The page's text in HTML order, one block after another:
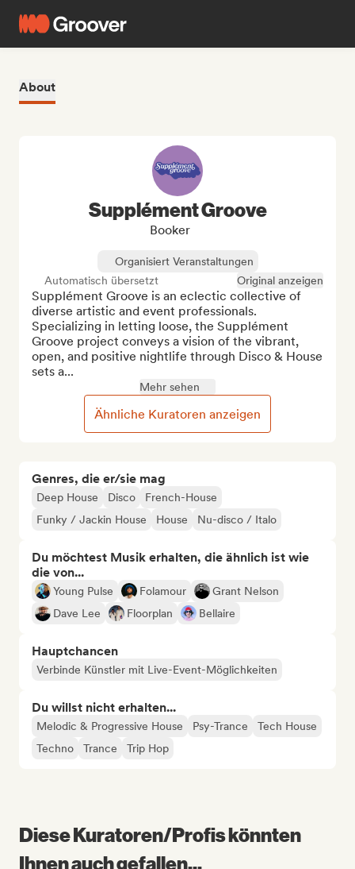
About
Genres, die er/sie mag
Deep House Disco
French-House
Funky / Jackin House
House Nu-disco / Italo
Du möchtest Musik erhalten, die ähnlich ist wie
die von...
Young Pulse Folamour
Grant Nelson
Dave Lee
Floorplan Bellaire
Hauptchancen
Verbinde Künstler mit Live-Event-Möglichkeiten
Du willst nicht erhalten...
Melodic & Progressive House Psy-Trance
Tech House
Techno
Trance Trip Hop
Supplément Groove
Booker
Organisiert Veranstaltungen
Automatisch übersetzt
Original anzeigen
Supplément Groove is an eclectic collective of
diverse artistic and event professionals.
Specializing in letting loose, the Supplément
Groove project conveys a vision of the vibrant,
open, and positive nightlife through Disco & House
sets a...
Mehr sehen
Ähnliche Kuratoren anzeigen
Diese Kuratoren/Profis könnten
Ihnen auch gefallen...